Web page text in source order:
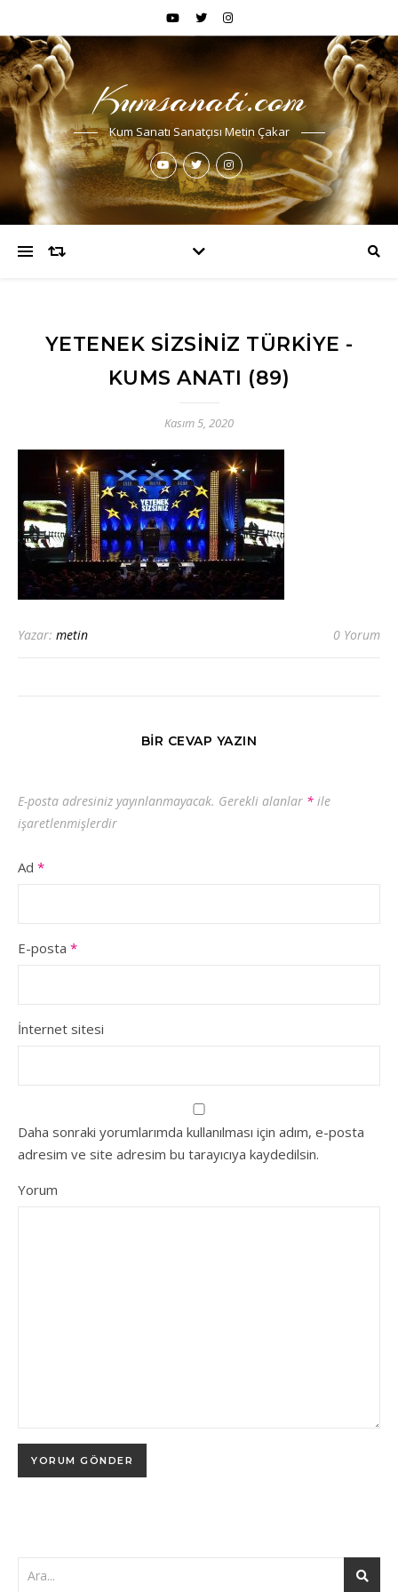
Kumsanati.com
Kum Sanatı Sanatçısı Metin Çakar
YETENEK SIZSINIZ TÜRKIYE -
KUMS ANATI (89)
Kasım 5, 2020
Yazar: metin 0 Yorum
BIR CEVAP YAZIN
E-posta adresiniz yayınlanmayacak. Gerekli alanlar * ile
işaretlenmişlerdir
Ad *
E-posta *
İnternet sitesi
Daha sonraki yorumlarımda kullanılması için adım, e-posta
adresim ve site adresim bu tarayıcıya kaydedilsin.
Yorum